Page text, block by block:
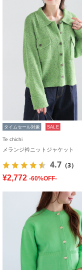
タイムセール対象 SALE
Te chichi
メランジ衿ニットジャケット
4.7 （3）
¥2,772 -60%OFF-